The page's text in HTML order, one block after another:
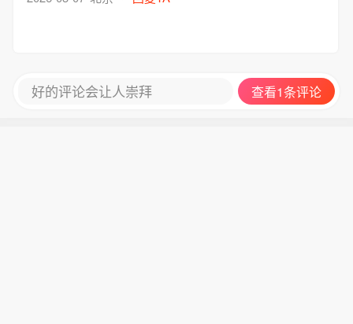
好的评论会让人崇拜 查看1条评论